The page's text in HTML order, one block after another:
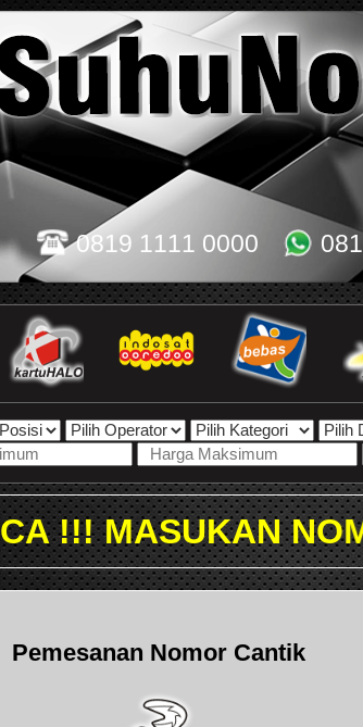
0819 1111 0000
NOMOR YANG
Pemesanan Nomor Cantik